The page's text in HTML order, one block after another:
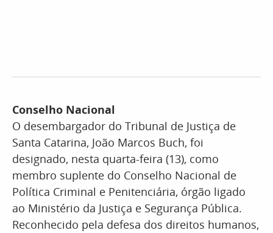
Conselho Nacional
O desembargador do Tribunal de Justiça de
Santa Catarina, João Marcos Buch, foi
designado, nesta quarta-feira (13), como
membro suplente do Conselho Nacional de
Política Criminal e Penitenciária, órgão ligado
ao Ministério da Justiça e Segurança Pública.
Reconhecido pela defesa dos direitos humanos,